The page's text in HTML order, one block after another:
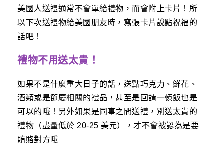
美國人送禮通常不會單給禮物，而會附上卡片！所
以下次送禮物給美國朋友時，寫張卡片說點祝福的
話吧！
禮物不用送太貴！
如果不是什麼重大日子的話，送點巧克力、鮮花、
酒類或是節慶相關的禮品，甚至是回請一頓飯也是
可以的哦！另外如果是同事之間送禮，別送太貴的
禮物（盡量低於 20-25 美元），才不會被認為是要
賄賂對方哦